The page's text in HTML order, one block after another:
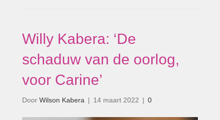
Willy Kabera: ‘De
schaduw van de oorlog,
voor Carine’
Door Wilson Kabera | 14 maart 2022 | 0